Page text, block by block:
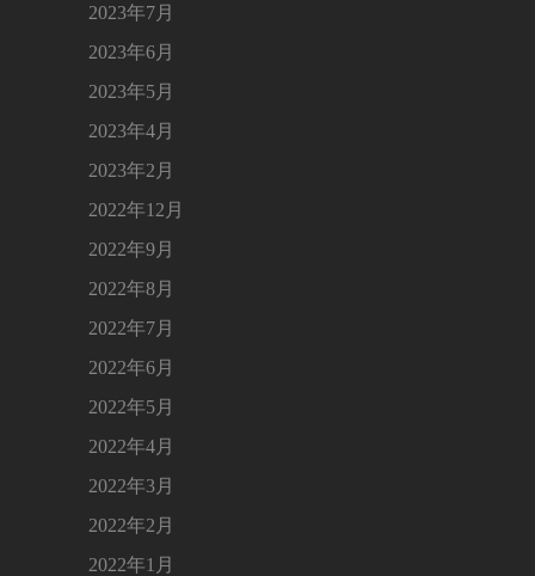
2023年7月
2023年6月
2023年5月
2023年4月
2023年2月
2022年12月
2022年9月
2022年8月
2022年7月
2022年6月
2022年5月
2022年4月
2022年3月
2022年2月
2022年1月